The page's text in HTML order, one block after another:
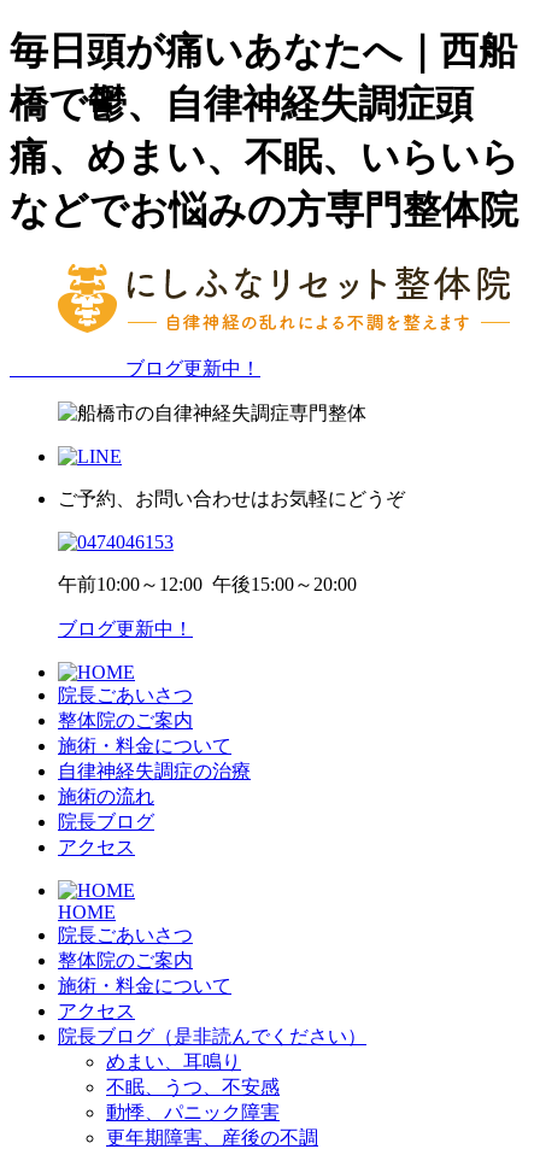
毎日頭が痛いあなたへ｜西船
橋で鬱、自律神経失調症頭
痛、めまい、不眠、いらいら
などでお悩みの方専門整体院
ブログ更新中！
ご予約、お問い合わせはお気軽にどうぞ
午前10:00～12:00 午後15:00～20:00
ブログ更新中！
院長ごあいさつ
整体院のご案内
施術・料金について
自律神経失調症の治療
施術の流れ
院長ブログ
アクセス
HOME
院長ごあいさつ
整体院のご案内
施術・料金について
アクセス
院長ブログ（是非読んでください）
めまい、耳鳴り
不眠、うつ、不安感
動悸、パニック障害
更年期障害、産後の不調